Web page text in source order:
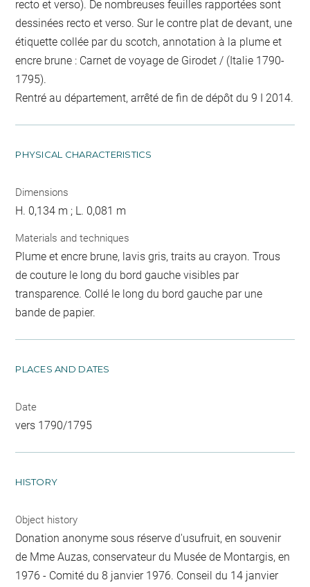
recto et verso). De nombreuses feuilles rapportées sont
dessinées recto et verso. Sur le contre plat de devant, une
étiquette collée par du scotch, annotation à la plume et
encre brune : Carnet de voyage de Girodet / (Italie 1790-
1795).
Rentré au département, arrêté de fin de dépôt du 9 I 2014.
PHYSICAL CHARACTERISTICS
Dimensions
H. 0,134 m ; L. 0,081 m
Materials and techniques
Plume et encre brune, lavis gris, traits au crayon. Trous
de couture le long du bord gauche visibles par
transparence. Collé le long du bord gauche par une
bande de papier.
PLACES AND DATES
Date
vers 1790/1795
HISTORY
Object history
Donation anonyme sous réserve d'usufruit, en souvenir
de Mme Auzas, conservateur du Musée de Montargis, en
1976 - Comité du 8 janvier 1976. Conseil du 14 janvier